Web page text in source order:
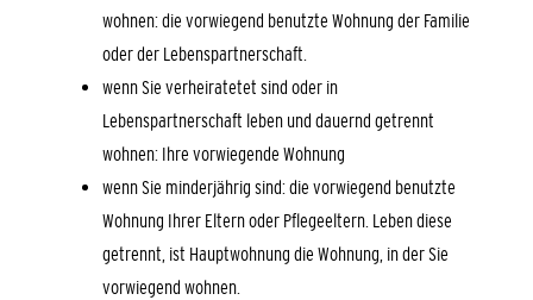
wohnen: die vorwiegend benutzte Wohnung der Familie
oder der Lebenspartnerschaft.
wenn Sie verheiratetet sind oder in
Lebenspartnerschaft leben und dauernd getrennt
wohnen: Ihre vorwiegende Wohnung
wenn Sie minderjährig sind: die vorwiegend benutzte
Wohnung Ihrer Eltern oder Pflegeeltern. Leben diese
getrennt, ist Hauptwohnung die Wohnung, in der Sie
vorwiegend wohnen.